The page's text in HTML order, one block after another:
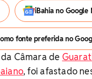
iBahia no Google
fonte preferida no
Câmara de
, foi afastado